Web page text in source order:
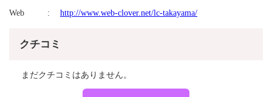
Web
http://www.web-clover.net/lc-takayama/
クチコミ
まだクチコミはありません。